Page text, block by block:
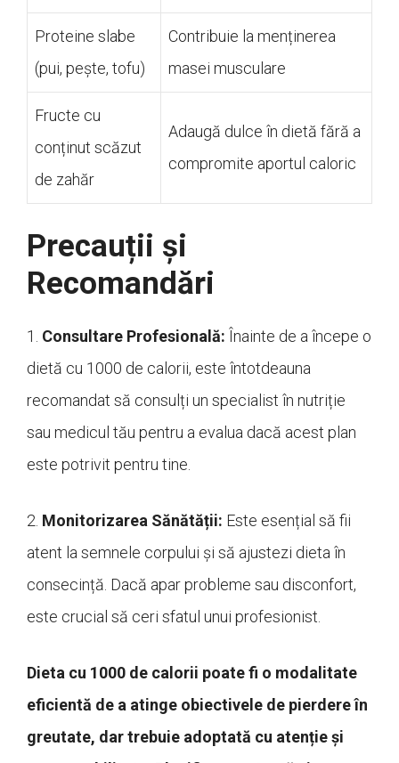
Proteine slabe
(pui, pește, tofu)
Contribuie la menținerea
masei musculare
Fructe cu
conținut scăzut
de zahăr
Adaugă dulce în dietă fără a
compromite aportul caloric
Precauții și
Recomandări
1. Consultare Profesională: Înainte de a începe o
dietă cu 1000 de calorii, este întotdeauna
recomandat să consulți un specialist în nutriție
sau medicul tău pentru a evalua dacă acest plan
este potrivit pentru tine.
2. Monitorizarea Sănătății: Este esențial să fii
atent la semnele corpului și să ajustezi dieta în
consecință. Dacă apar probleme sau disconfort,
este crucial să ceri sfatul unui profesionist.
Dieta cu 1000 de calorii poate fi o modalitate
eficientă de a atinge obiectivele de pierdere în
greutate, dar trebuie adoptată cu atenție și